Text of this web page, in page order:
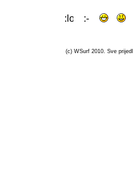
(c) WSurf 2010. Sve